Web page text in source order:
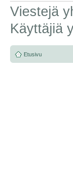
Viestejä
Käyttäjiä
Etusivu